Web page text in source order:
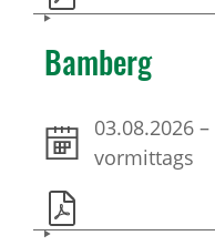
Bamberg
03.08.2026 –
vormittags